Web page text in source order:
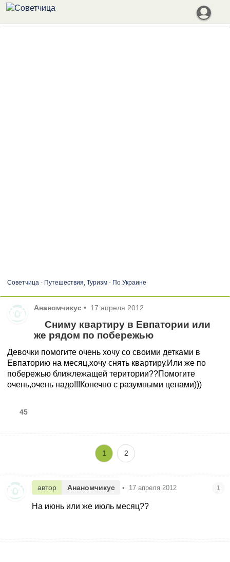
Советчица- Путешествия, Туризм- По Украине
Ананомчикус • 17 апреля 2012
Сниму квартиру в Евпатории или
же рядом по побережью
Девочки помогите очень хочу со своими детками в
Евпаторию на месяц,хочу снять квартиру.Или же по
побережью ближлежащей територии??Помогите
очень,очень надо!!!Конечно с разумными ценами)))
45
1 2
автор Ананомчикус • 17 апреля 2012 1
На июнь или же июль месяц??